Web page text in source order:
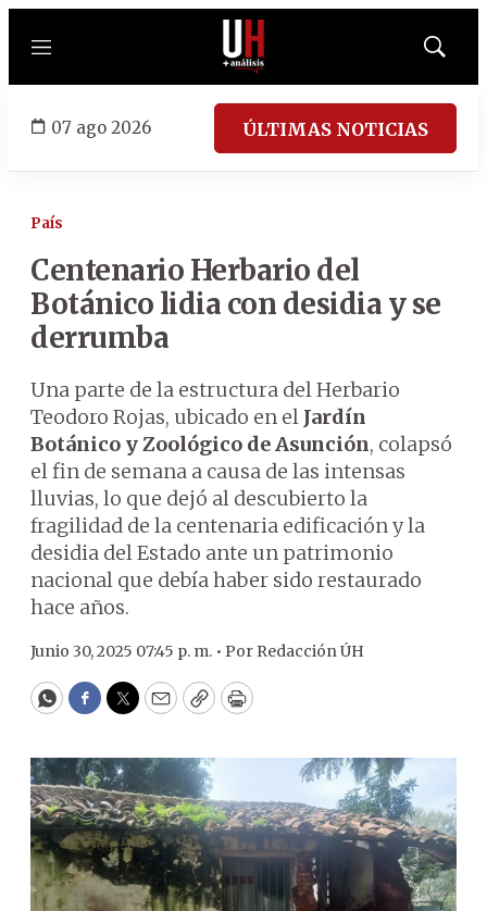
Menú
Mostrar
07 ago 2026 ÚLTIMAS NOTICIAS
País
Centenario Herbario del
Botánico lidia con desidia y se
derrumba
Una parte de la estructura del Herbario
Teodoro Rojas, ubicado en el Jardín
Botánico y Zoológico de Asunción, colapsó
el fin de semana a causa de las intensas
lluvias, lo que dejó al descubierto la
fragilidad de la centenaria edificación y la
desidia del Estado ante un patrimonio
nacional que debía haber sido restaurado
hace años.
Junio 30, 2025 07:45 p. m. • Por Redacción ÚH
WhatsApp
Facebook
Twitter
EmailCopyPrint